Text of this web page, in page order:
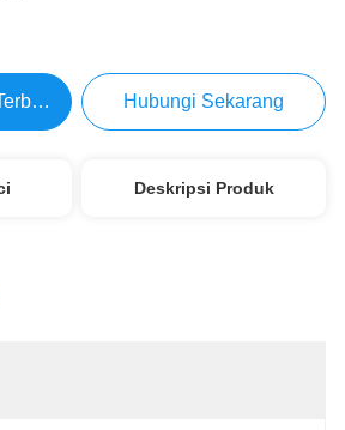
Hubungi Sekarang
Deskripsi Produk